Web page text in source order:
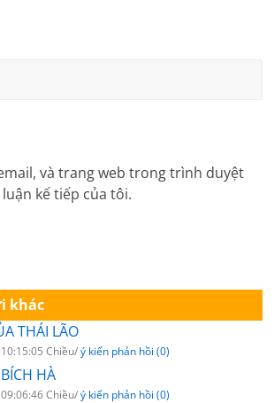
và trang web trong trình duyệt
kế tiếp của tôi.
khác
THÁI LÃO
Chiều/ý kiến phản hồi (0)
HÀ
Chiều/ý kiến phản hồi (0)